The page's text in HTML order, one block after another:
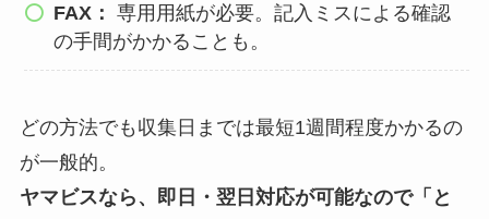
FAX： 専用用紙が必要。記入ミスによる確認
の手間がかかることも。
どの方法でも収集日までは最短1週間程度かかるの
が一般的。
ヤマビスなら、即日・翌日対応が可能なので「と